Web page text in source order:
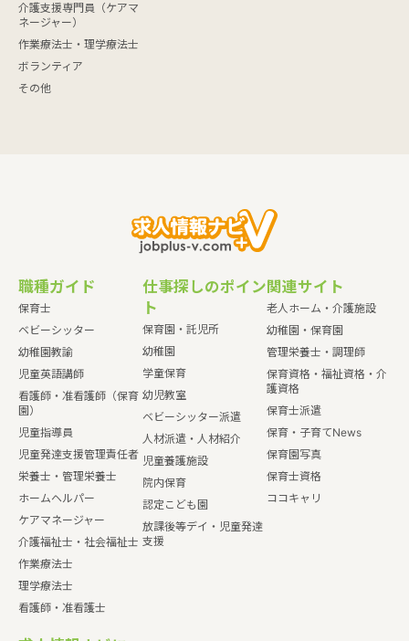
介護支援専門員（ケアマ
ネージャー）
作業療法士・理学療法士
ボランティア
その他
職種ガイド
保育士
ベビーシッター
幼稚園教諭
児童英語講師
看護師・准看護師（保育
園）
児童指導員
児童発達支援管理責任者
栄養士・管理栄養士
ホームヘルパー
ケアマネージャー
介護福祉士・社会福祉士
作業療法士
理学療法士
看護師・准看護士
仕事探しのポイン
ト
保育園・託児所
幼稚園
学童保育
幼児教室
ベビーシッター派遣
人材派遣・人材紹介
児童養護施設
院内保育
認定こども園
放課後等デイ・児童発達
支援
関連サイト
老人ホーム・介護施設
幼稚園・保育園
管理栄養士・調理師
保育資格・福祉資格・介
護資格
保育士派遣
保育・子育てNews
保育園写真
保育士資格
ココキャリ